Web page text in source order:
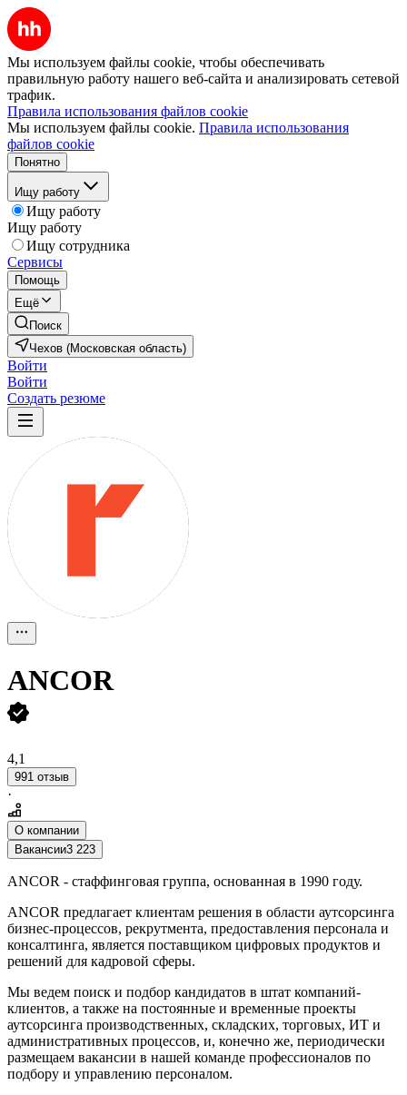
Мы используем файлы cookie, чтобы обеспечивать
правильную работу нашего веб-сайта и анализировать сетевой
трафик.
Правила использования файлов cookie
Мы используем файлы cookie. Правила использования
файлов cookie
Понятно
Ищу работу
Ищу работу
Ищу работу
Ищу сотрудника
Сервисы
Помощь
Ещё
Поиск
Чехов (Московская область)
Войти
Войти
Создать резюме
ANCOR
4,1
991 отзыв
·
О компании
Вакансии3 223
ANCOR - стаффинговая группа, основанная в 1990 году.
ANCOR предлагает клиентам решения в области аутсорсинга
бизнес-процессов, рекрутмента, предоставления персонала и
консалтинга, является поставщиком цифровых продуктов и
решений для кадровой сферы.
Мы ведем поиск и подбор кандидатов в штат компаний-
клиентов, а также на постоянные и временные проекты
аутсорсинга производственных, складских, торговых, ИТ и
административных процессов, и, конечно же, периодически
размещаем вакансии в нашей команде профессионалов по
подбору и управлению персоналом.